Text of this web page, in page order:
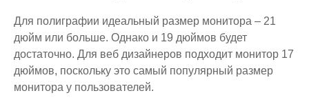
Для полиграфии идеальный размер монитора – 21
дюйм или больше. Однако и 19 дюймов будет
достаточно. Для веб дизайнеров подходит монитор 17
дюймов, поскольку это самый популярный размер
монитора у пользователей.